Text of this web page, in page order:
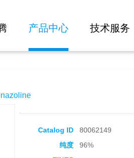
产品中心 技术服务
Catalog ID 80062149
纯度
96%